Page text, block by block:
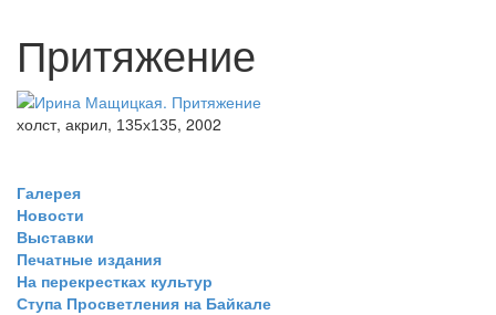
Притяжение
холст, акрил, 135x135, 2002
Галерея
Новости
Выставки
Печатные издания
На перекрестках культур
Ступа Просветления на Байкале